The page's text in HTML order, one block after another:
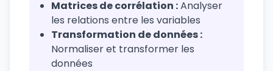
Matrices de corrélation :Analyser
les relations entre les variables
Transformation de données :
Normaliser et transformer les
données